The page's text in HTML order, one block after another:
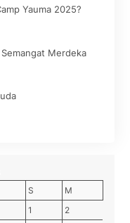
Yauma 2025?
Merdeka
S
M
1
2